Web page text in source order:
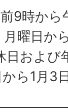
9時か
月曜日か
日および
から1月3